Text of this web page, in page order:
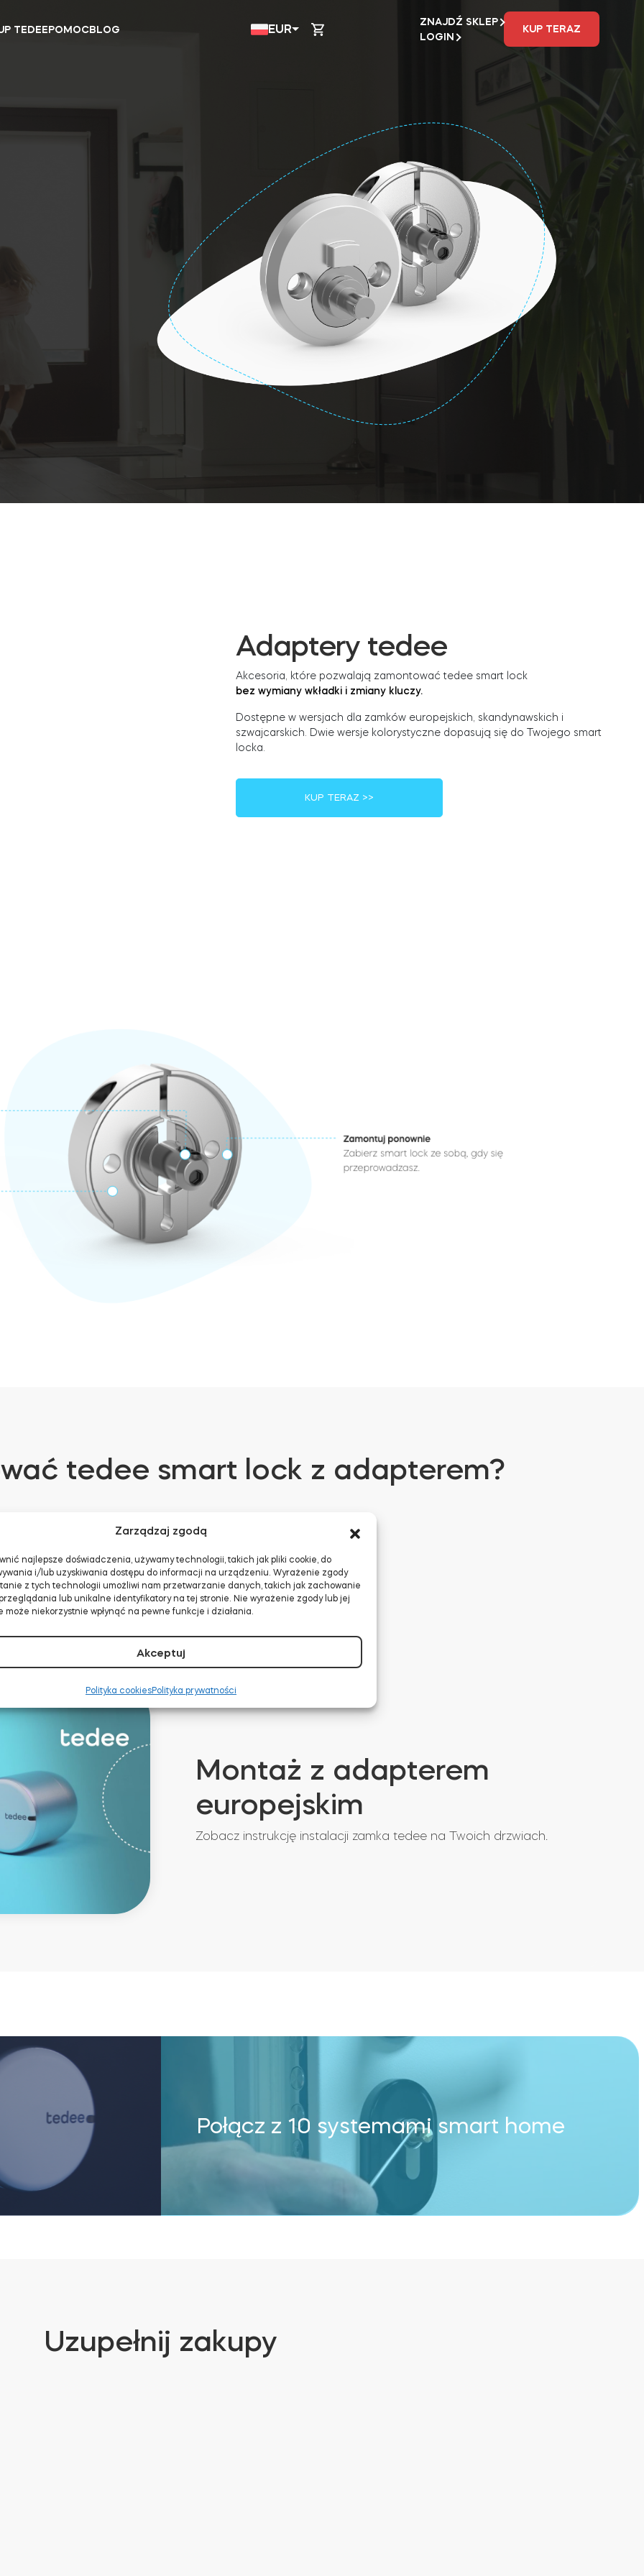
Zarządzaj zgodą
najlepsze doświadczenia, używamy technologii, takich jak pliki cookie, do
i/lub uzyskiwania dostępu do informacji na urządzeniu. Wyrażenie zgody
z tych technologii umożliwi nam przetwarzanie danych, takich jak zachowanie
lub unikalne identyfikatory na tej stronie. Nie wyrażenie zgody lub jej
może niekorzystnie wpłynąć na pewne funkcje i działania.
Akceptuj
Polityka cookiesPolityka prywatności
TEDEEPOMOCBLOG EUR
ZNAJDŹ SKLEP
LOGIN
KUP TERAZ
Adaptery tedee
Akcesoria, które pozwalają zamontować tedee smart lock
bez wymiany wkładki i zmiany kluczy.
Dostępne w wersjach dla zamków europejskich, skandynawskich i
szwajcarskich. Dwie wersje kolorystyczne dopasują się do Twojego smart
locka.
KUP TERAZ >>
tedee smart lock z adapterem?
przy użyciu:
Adapter
europejski
Adapter
skandynawski
Montaż z adapterem
europejskim
Zobacz instrukcję instalacji zamka tedee na Twoich drzwiach.
Połącz z 10 systemami smart home
Uzupełnij zakupy